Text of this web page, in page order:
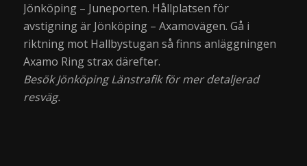
Jönköping – Juneporten. Hållplatsen för
avstigning är Jönköping – Axamovägen. Gå i
riktning mot Hallbystugan så finns anläggningen
Axamo Ring strax därefter.
Besök Jönköping Länstrafik för mer detaljerad
resväg.